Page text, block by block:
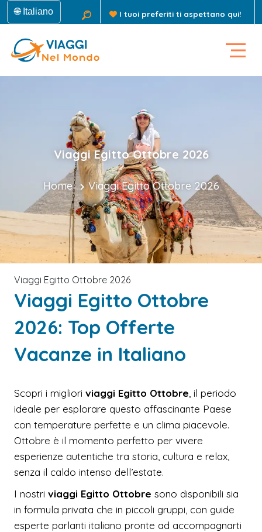
🌐 Italiano I tuoi preferiti ti aspettano qui!
Viaggi Egitto Ottobre 2026
Home Viaggi Egitto Ottobre 2026
Viaggi Egitto Ottobre 2026
Viaggi Egitto Ottobre
2026: Top Offerte
Vacanze in Italiano
Scopri i migliori viaggi Egitto Ottobre , il periodo
ideale per esplorare questo affascinante Paese
con temperature perfette e un clima piacevole.
Ottobre è il momento perfetto per vivere
esperienze autentiche tra storia, cultura e relax,
senza il caldo intenso dell’estate.
I nostri viaggi Egitto Ottobre sono disponibili sia
in formula privata che in piccoli gruppi, con guide
esperte parlanti italiano pronte ad accompagnarti